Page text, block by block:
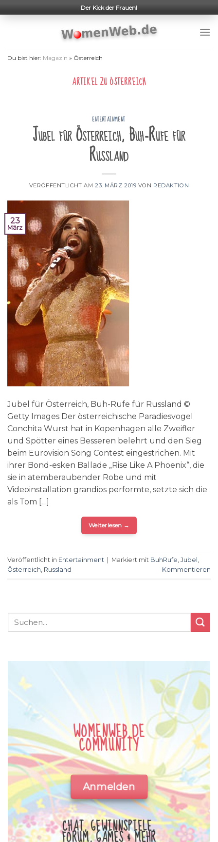
to
Der Kick der Frauen!
Du bist hier: Magazin » Österreich
ARTIKEL ZUÖSTERREICH
ENTERTAINMENT
Jubel für Österreich, Buh-Rufe für
Russland
VERÖFFENTLICHT AM 23. MÄRZ 2019 VON REDAKTION
23
März
Jubel für Österreich, Buh-Rufe für Russland ©
Getty Images Der österreichische Paradiesvogel
Conchita Wurst hat in Kopenhagen alle Zweifler
und Spötter eines Besseren belehrt und den Sieg
beim Eurovision Song Contest eingestrichen. Mit
ihrer Bond-esken Ballade „Rise Like A Phoenix“, die
sie in atemberaubender Robe und mit
Videoinstallation grandios performte, setzte sich die
als Tom […]
Weiterlesen →
Veröffentlicht in Entertainment Markiert mit BuhRufe Jubel
Österreich Russland Kommentieren
WOMENWEB.DE
COMMUNITY
Anmelden
CHAT, GEWINNSPIELE,